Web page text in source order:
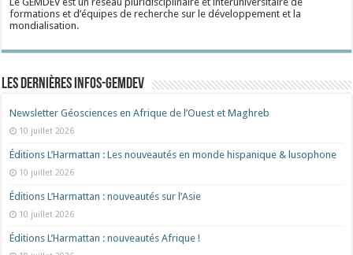
formations et d’équipes de recherche sur le développement et la
mondialisation.
Les dernières Infos-Gemdev
Newsletter Géosciences en Afrique de l’Ouest et Maghreb
10 juillet 2026
Éditions L’Harmattan : Les nouveautés en monde hispanique & lusophone
10 juillet 2026
Éditions L’Harmattan : nouveautés sur l’Asie
10 juillet 2026
Éditions L’Harmattan : nouveautés Afrique !​